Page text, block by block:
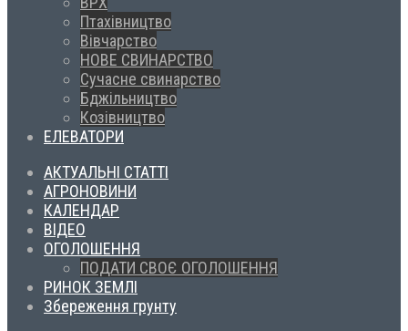
Птахівництво
Вівчарство
НОВЕ СВИНАРСТВО
Сучасне свинарство
Бджільництво
Козівництво
ЕЛЕВАТОРИ
АКТУАЛЬНІ СТАТТІ
АГРОНОВИНИ
КАЛЕНДАР
ВІДЕО
ОГОЛОШЕННЯ
ПОДАТИ СВОЄ ОГОЛОШЕННЯ
РИНОК ЗЕМЛІ
Збереження грунту